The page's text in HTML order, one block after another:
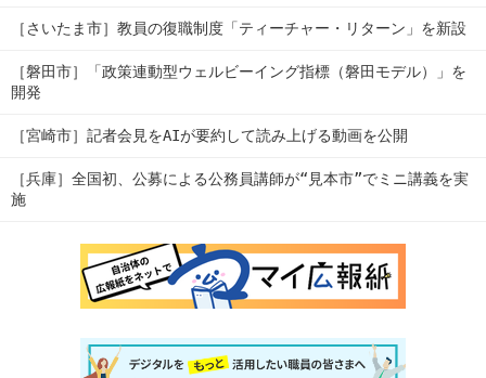
［さいたま市］教員の復職制度「ティーチャー・リターン」を新設
［磐田市］「政策連動型ウェルビーイング指標（磐田モデル）」を
開発
［宮崎市］記者会見をAIが要約して読み上げる動画を公開
［兵庫］全国初、公募による公務員講師が“見本市”でミニ講義を実
施